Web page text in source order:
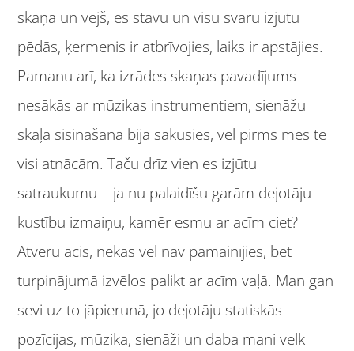
skaņa un vējš, es stāvu un visu svaru izjūtu
pēdās, ķermenis ir atbrīvojies, laiks ir apstājies.
Pamanu arī, ka izrādes skaņas pavadījums
nesākās ar mūzikas instrumentiem, sienāžu
skaļā sisināšana bija sākusies, vēl pirms mēs te
visi atnācām. Taču drīz vien es izjūtu
satraukumu – ja nu palaidīšu garām dejotāju
kustību izmaiņu, kamēr esmu ar acīm ciet?
Atveru acis, nekas vēl nav pamainījies, bet
turpinājumā izvēlos palikt ar acīm vaļā. Man gan
sevi uz to jāpierunā, jo dejotāju statiskās
pozīcijas, mūzika, sienāži un daba mani velk